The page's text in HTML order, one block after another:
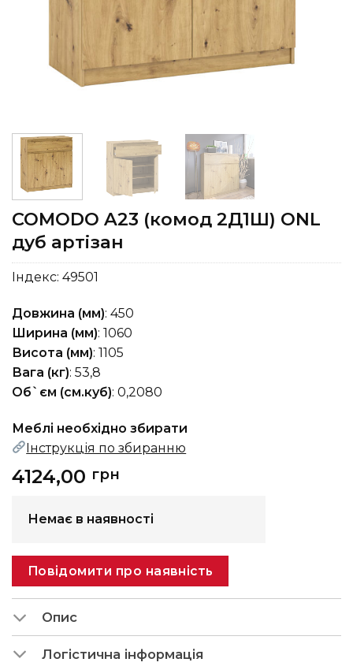
COMODO A23 (комод 2Д1Ш) ONL
дуб артізан
Індекс: 49501
Довжина (мм): 450
Ширина (мм): 1060
Висота (мм): 1105
Вага (кг): 53,8
Об`єм (см.куб): 0,2080
Меблі необхідно збирати
Інструкція по збиранню
4124,00 грн
Немає в наявності
Повідомити про наявність
Опис
Логістична інформація